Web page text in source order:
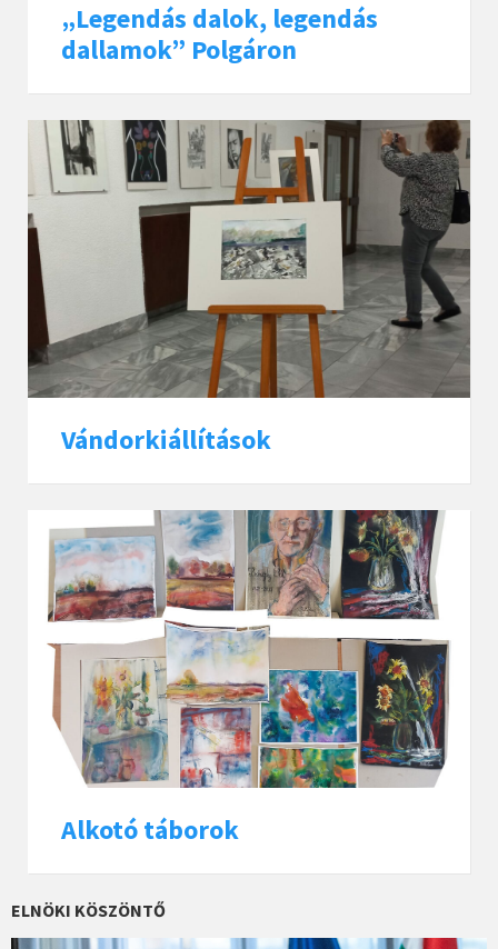
„Legendás dalok, legendás
dallamok” Polgáron
Vándorkiállítások
Alkotó táborok
ELNÖKI KÖSZÖNTŐ